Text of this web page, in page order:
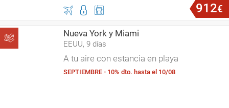
912€
Nueva York y Miami
EEUU, 9 días
A tu aire con estancia en playa
SEPTIEMBRE - 10% dto. hasta el 10/08